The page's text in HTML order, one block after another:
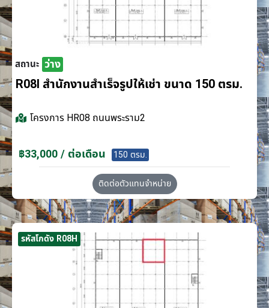
สถานะ ว่าง
R08I สำนักงานสำเร็จรูปให้เช่า ขนาด 150 ตรม.
โครงการ HR08 ถนนพระราม2
฿33,000 / ต่อเดือน 150 ตรม.
ติดต่อตัวแทนจำหน่าย
รหัสโกดัง R08H